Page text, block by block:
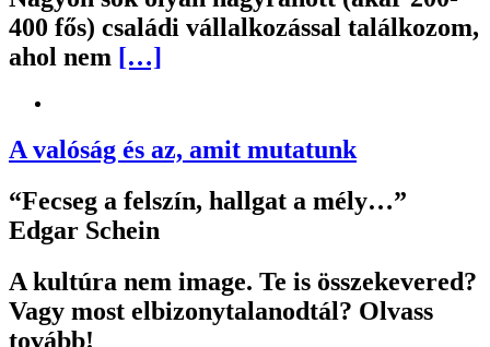
400 fős) családi vállalkozással találkozom,
ahol nem […]
A valóság és az, amit mutatunk
“Fecseg a felszín, hallgat a mély…”
Edgar Schein
A kultúra nem image. Te is összekevered?
Vagy most elbizonytalanodtál? Olvass
tovább!